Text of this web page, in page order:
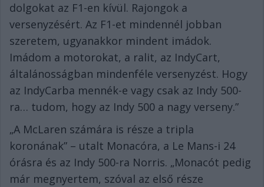
dolgokat az F1-en kívül. Rajongok a
versenyzésért. Az F1-et mindennél jobban
szeretem, ugyanakkor mindent imádok.
Imádom a motorokat, a ralit, az IndyCart,
általánosságban mindenféle versenyzést. Hogy
az IndyCarba mennék-e vagy csak az Indy 500-
ra… tudom, hogy az Indy 500 a nagy verseny.”
„A McLaren számára is része a tripla
koronának” – utalt Monacóra, a Le Mans-i 24
órásra és az Indy 500-ra Norris. „Monacót pedig
már megnyertem, szóval az első része